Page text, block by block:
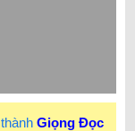
Giọng Đọc